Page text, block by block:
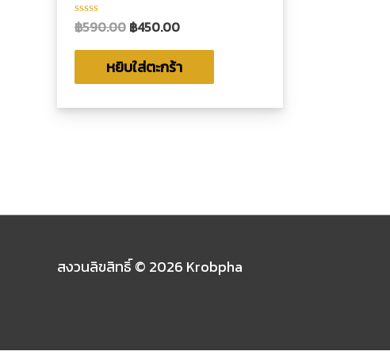
ให้
คะแนน
0
5
฿590.00 ฿450.00
หยิบใส่ตะกร้า
สงวนลิขสิทธิ์ © 2026 Krobpha